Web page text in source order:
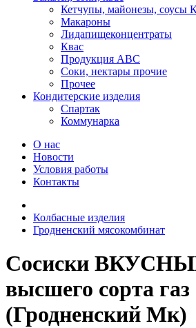
Кетчупы, майонезы,
Макароны
Лидапищеконцентраты
Квас
Продукция АВС
Соки, нектары прочие
Прочее
Кондитерские изделия
Спартак
Коммунарка
О нас
Новости
Условия работы
Контакты
Колбасные изделия
Гродненский мясокомбинат
Сосиски
высшего сорта газ
(Гродненский Мк)